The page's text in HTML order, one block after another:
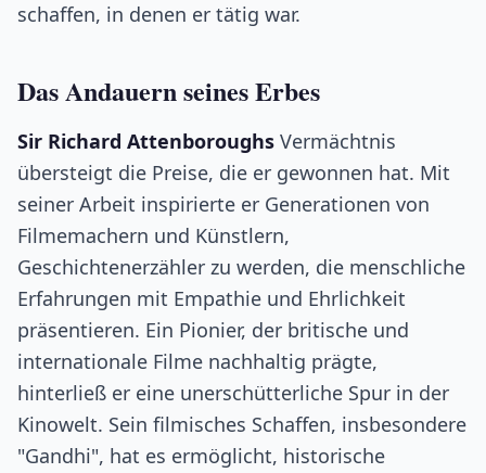
schaffen, in denen er tätig war.
Das Andauern seines Erbes
Sir Richard Attenboroughs Vermächtnis
übersteigt die Preise, die er gewonnen hat. Mit
seiner Arbeit inspirierte er Generationen von
Filmemachern und Künstlern,
Geschichtenerzähler zu werden, die menschliche
Erfahrungen mit Empathie und Ehrlichkeit
präsentieren. Ein Pionier, der britische und
internationale Filme nachhaltig prägte,
hinterließ er eine unerschütterliche Spur in der
Kinowelt. Sein filmisches Schaffen, insbesondere
"Gandhi", hat es ermöglicht, historische